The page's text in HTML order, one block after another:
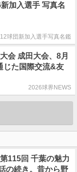
加入選手 写真名
12球団新加入選手写真名鑑
会 成田大会、8月
た国際交流&友
2026球界NEWS
115回 千葉の魅力
の続き。昔から野